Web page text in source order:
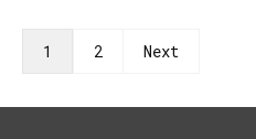
1 2 Next